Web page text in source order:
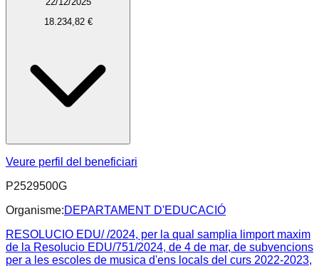
18.234,82 €
Veure perfil del beneficiari
P2529500G
Organisme:DEPARTAMENT D'EDUCACIÓ
RESOLUCIO EDU/ /2024, per la qual samplia limport maxim
de la Resolucio EDU/751/2024, de 4 de mar, de subvencions
per a les escoles de musica d'ens locals del curs 2022-2023,